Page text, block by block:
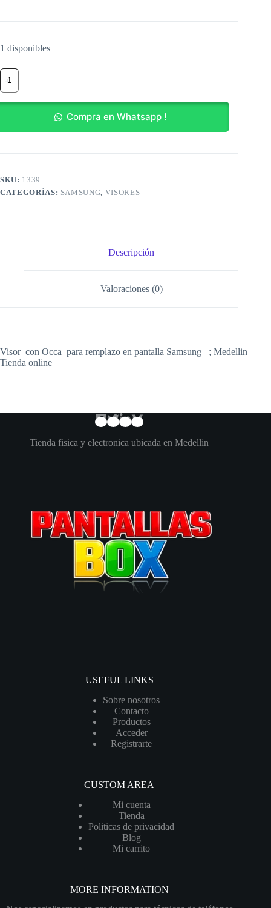
1 disponibles
Visor
Samsung
S21
Fe
Compra en Whatsapp !
SKU: 1339
CATEGORÍAS: SAMSUNG, VISORES
Descripción
Valoraciones (0)
Visor con Occa para remplazo en pantalla Samsung ; Medellin
Tienda online
Tienda fisica y electronica ubicada en Medellin
USEFUL LINKS
Sobre nosotros
Contacto
Productos
Acceder
Registrarte
CUSTOM AREA
Mi cuenta
Tienda
Politicas de privacidad
Blog
Mi carrito
MORE INFORMATION